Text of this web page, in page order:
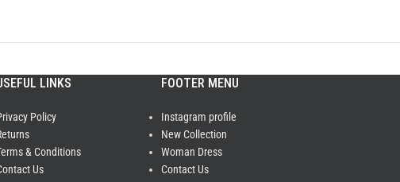
LINKS
Policy
& Conditions
Us
FOOTER MENU
Instagram profile
New Collection
Woman Dress
Contact Us